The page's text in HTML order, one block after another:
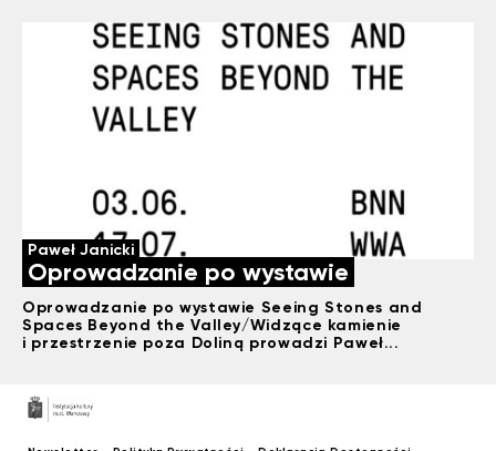
Paweł Janicki
Oprowadzanie po wystawie
Oprowadzanie po wystawie Seeing Stones and
Spaces Beyond the Valley/Widzące kamienie
i przestrzenie poza Doliną prowadzi Paweł...